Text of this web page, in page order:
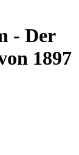
- Der
1897